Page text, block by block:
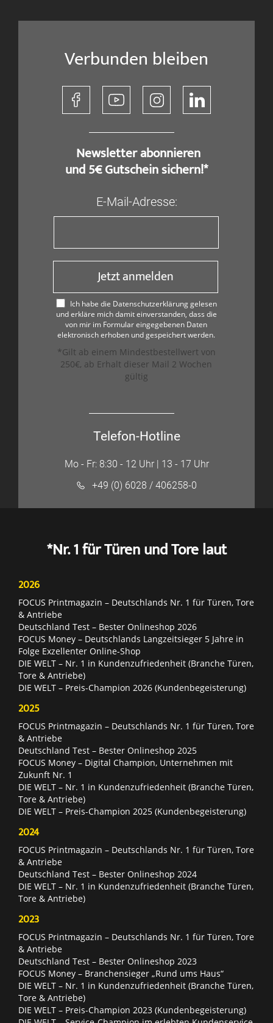
Verbunden bleiben
​ Newsletter abonnieren
und 5€ Gutschein sichern!*
E-Mail-Adresse:
Jetzt anmelden
Ich habe die Datenschutzerklärung gelesen
und erkläre mich damit einverstanden, dass die
von mir im Formular eingegebenen Daten
elektronisch erhoben und gespeichert werden.
*Gilt ab einem Mindestbestellwert von
250€, ab Erhalt dieser Mail 2 Wochen
gültig
Telefon-Hotline
Mo - Fr: 8:30 - 12 Uhr | 13 - 17 Uhr
+49 (0) 6028 / 406258-0
*Nr. 1 für Türen und Tore laut
2026
FOCUS Printmagazin – Deutschlands Nr. 1 für Türen, Tore
& Antriebe
Deutschland Test – Bester Onlineshop 2026
FOCUS Money – Deutschlands Langzeitsieger 5 Jahre in
Folge Exzellenter Online-Shop
DIE WELT – Nr. 1 in Kundenzufriedenheit (Branche Türen,
Tore & Antriebe)
DIE WELT – Preis-Champion 2026 (Kundenbegeisterung)
2025
FOCUS Printmagazin – Deutschlands Nr. 1 für Türen, Tore
& Antriebe
Deutschland Test – Bester Onlineshop 2025
FOCUS Money – Digital Champion, Unternehmen mit
Zukunft Nr. 1
DIE WELT – Nr. 1 in Kundenzufriedenheit (Branche Türen,
Tore & Antriebe)
DIE WELT – Preis-Champion 2025 (Kundenbegeisterung)
2024
FOCUS Printmagazin – Deutschlands Nr. 1 für Türen, Tore
& Antriebe
Deutschland Test – Bester Onlineshop 2024
DIE WELT – Nr. 1 in Kundenzufriedenheit (Branche Türen,
Tore & Antriebe)
2023
FOCUS Printmagazin – Deutschlands Nr. 1 für Türen, Tore
& Antriebe
Deutschland Test – Bester Onlineshop 2023
FOCUS Money – Branchensieger „Rund ums Haus“
DIE WELT – Nr. 1 in Kundenzufriedenheit (Branche Türen,
Tore & Antriebe)
DIE WELT – Preis-Champion 2023 (Kundenbegeisterung)